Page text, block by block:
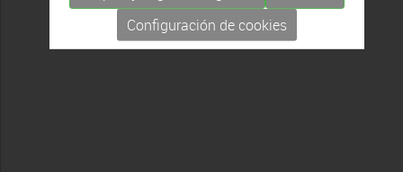
Configuración de cookies